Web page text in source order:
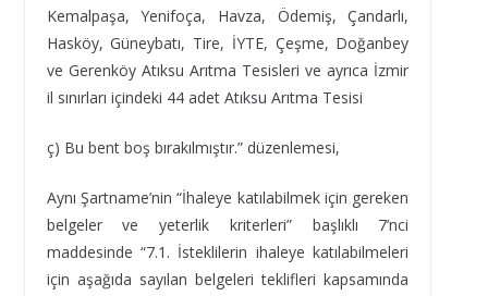
Kemalpaşa, Yenifoça, Havza, Ödemiş, Çandarlı,
Hasköy, Güneybatı, Tire, İYTE, Çeşme, Doğanbey
ve Gerenköy Atıksu Arıtma Tesisleri ve ayrıca İzmir
il sınırları içindeki 44 adet Atıksu Arıtma Tesisi
ç) Bu bent boş bırakılmıştır.” düzenlemesi,
Aynı Şartname’nin “İhaleye katılabilmek için gereken
belgeler ve yeterlik kriterleri” başlıklı 7’nci
maddesinde “7.1. İsteklilerin ihaleye katılabilmeleri
için aşağıda sayılan belgeleri teklifleri kapsamında